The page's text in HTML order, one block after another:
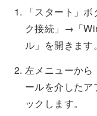
「スタート」
ク接続」→「
ル」を開きます。
左メニューか
ールを介したア
ックします。